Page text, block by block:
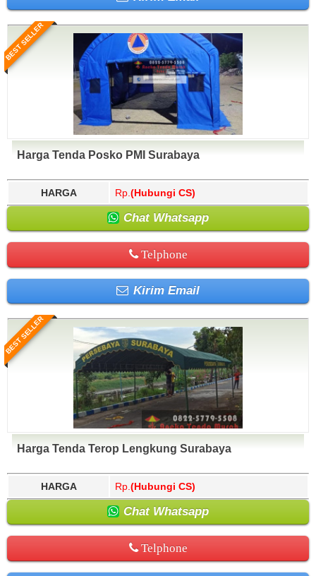
BEST SELLER
Harga Tenda Posko PMI Surabaya
HARGA Rp. (Hubungi CS)
Chat Whatsapp
Telphone
Kirim Email
BEST SELLER
Harga Tenda Terop Lengkung Surabaya
HARGA Rp. (Hubungi CS)
Chat Whatsapp
Telphone